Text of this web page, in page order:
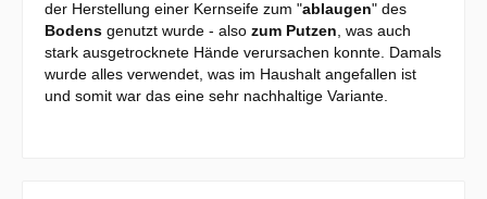
der Herstellung einer Kernseife zum "ablaugen" des
Bodens genutzt wurde - also zum Putzen, was auch
stark ausgetrocknete Hände verursachen konnte. Damals
wurde alles verwendet, was im Haushalt angefallen ist
und somit war das eine sehr nachhaltige Variante.